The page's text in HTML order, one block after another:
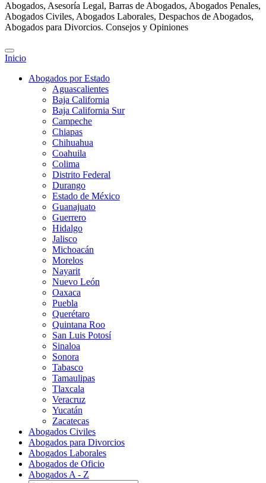
Abogados, Asesoría Legal, Barras de Abogados, Abogados Penales,
Abogados Civiles, Abogados Laborales, Despachos de Abogados,
Abogados para Divorcios. Consejos y Opiniones
Inicio
Abogados por Estado
Aguascalientes
Baja California
Baja California Sur
Campeche
Chiapas
Chihuahua
Coahuila
Colima
Distrito Federal
Durango
Estado de México
Guanajuato
Guerrero
Hidalgo
Jalisco
Michoacán
Morelos
Nayarit
Nuevo León
Oaxaca
Puebla
Querétaro
Quintana Roo
San Luis Potosí
Sinaloa
Sonora
Tabasco
Tamaulipas
Tlaxcala
Veracruz
Yucatán
Zacatecas
Abogados Civiles
Abogados para Divorcios
Abogados Laborales
Abogados de Oficio
Abogados A - Z